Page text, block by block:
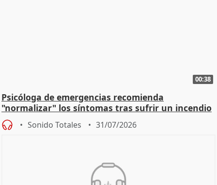
00:38
Psicóloga de emergencias recomienda
"normalizar" los síntomas tras sufrir un incendio
Sonido Totales 31/07/2026